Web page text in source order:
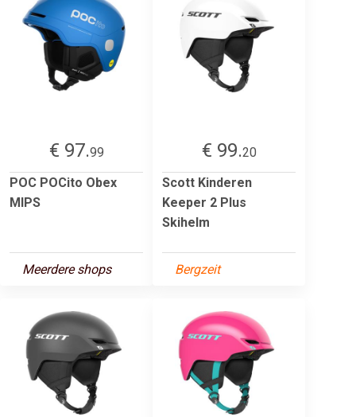
€ 97.99
POC POCito Obex
MIPS
Meerdere shops
€ 99.20
Scott Kinderen
Keeper 2 Plus
Skihelm
Bergzeit